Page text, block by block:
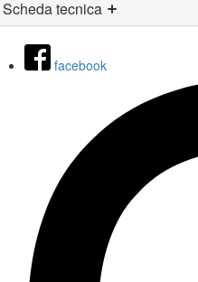
Scheda tecnica
facebook